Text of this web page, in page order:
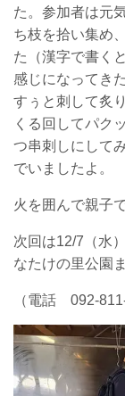
た。参加者は元
ち枝を拾い集め
た（漢字で書く
感じになってき
すぅと刺して炙
くる回してパク
つ串刺しにして
でいましたよ。
火を囲んで親子
次回は12/7（水
なたけの里公園
（電話 092-